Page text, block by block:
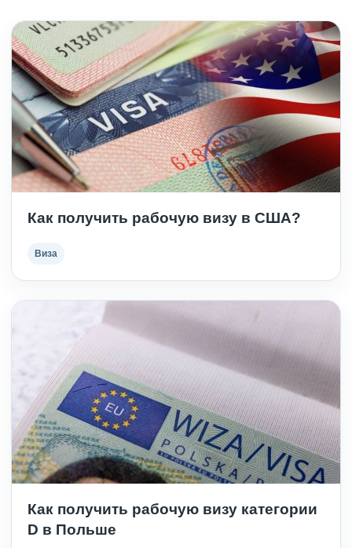
Как получить рабочую визу в США?
Виза
Как получить рабочую визу категории
D в Польше